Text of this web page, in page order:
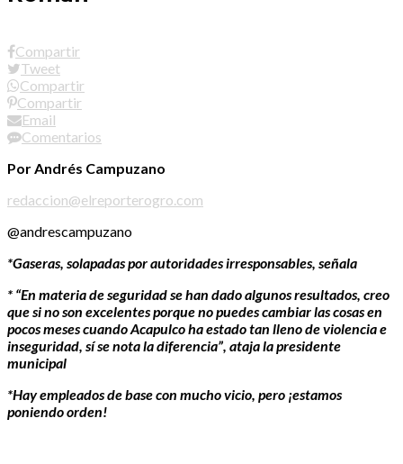
Compartir
Tweet
Compartir
Compartir
Email
Comentarios
Por Andrés Campuzano
redaccion@elreporterogro.com
@andrescampuzano
*Gaseras, solapadas por autoridades irresponsables, señala
* “En materia de seguridad se han dado algunos resultados, creo
que si no son excelentes porque no puedes cambiar las cosas en
pocos meses cuando Acapulco ha estado tan lleno de violencia e
inseguridad, sí se nota la diferencia”, ataja la presidente
municipal
*Hay empleados de base con mucho vicio, pero ¡estamos
poniendo orden!